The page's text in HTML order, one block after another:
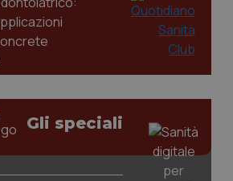
Gli speciali